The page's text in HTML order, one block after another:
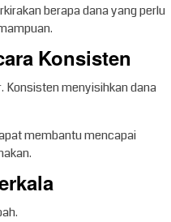
berapa dana yang perlu
Konsisten
Konsisten menyisihkan dana
membantu mencapai